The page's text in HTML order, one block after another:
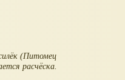
(Питомец
расчёска.